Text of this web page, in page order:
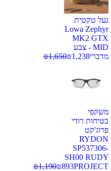
נעל טקטית
Lowa Zephyr
MK2 GTX
MID - צבע
מדברי
₪1,238
₪1,650
משקפי
בטיחות רודי
פרוג'קט
RYDON
SP537306-
SH00 RUDY
PROJECT
₪893
₪1,190